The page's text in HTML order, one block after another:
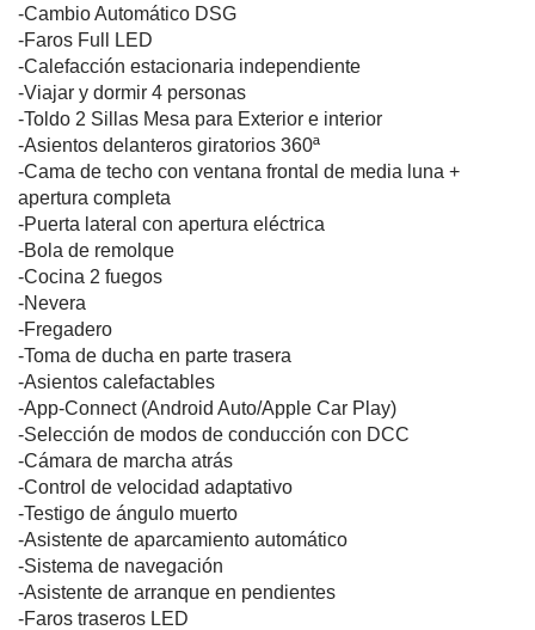
-Cambio Automático DSG
-Faros Full LED
-Calefacción estacionaria independiente
-Viajar y dormir 4 personas
-Toldo 2 Sillas Mesa para Exterior e interior
-Asientos delanteros giratorios 360ª
-Cama de techo con ventana frontal de media luna +
apertura completa
-Puerta lateral con apertura eléctrica
-Bola de remolque
-Cocina 2 fuegos
-Nevera
-Fregadero
-Toma de ducha en parte trasera
-Asientos calefactables
-App-Connect (Android Auto/Apple Car Play)
-Selección de modos de conducción con DCC
-Cámara de marcha atrás
-Control de velocidad adaptativo
-Testigo de ángulo muerto
-Asistente de aparcamiento automático
-Sistema de navegación
-Asistente de arranque en pendientes
-Faros traseros LED